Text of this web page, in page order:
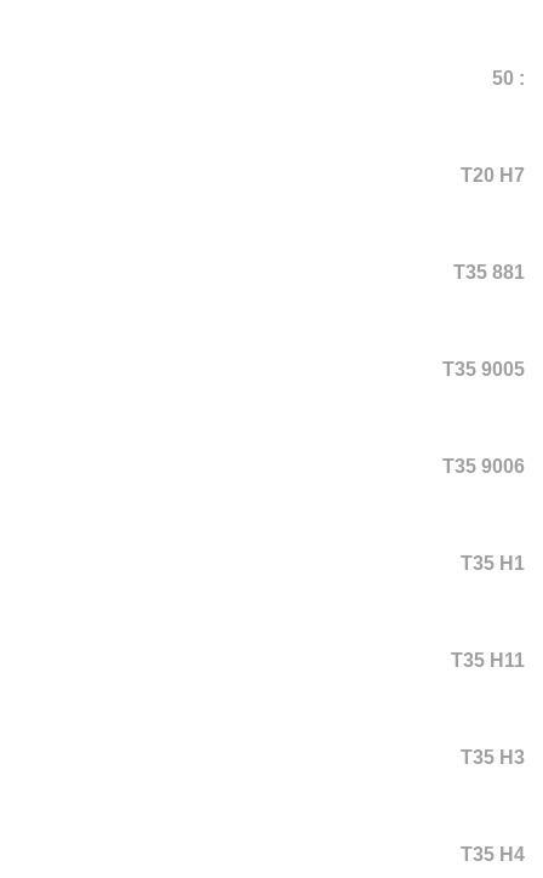
: 50
T20 H7
T35 881
T35 9005
T35 9006
T35 H1
T35 H11
T35 H3
T35 H4